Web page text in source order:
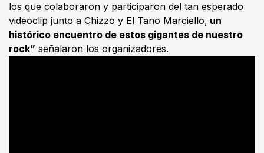
los que colaboraron y participaron del tan esperado
videoclip junto a Chizzo y El Tano Marciello, un
histórico encuentro de estos gigantes de nuestro
rock” señalaron los organizadores.